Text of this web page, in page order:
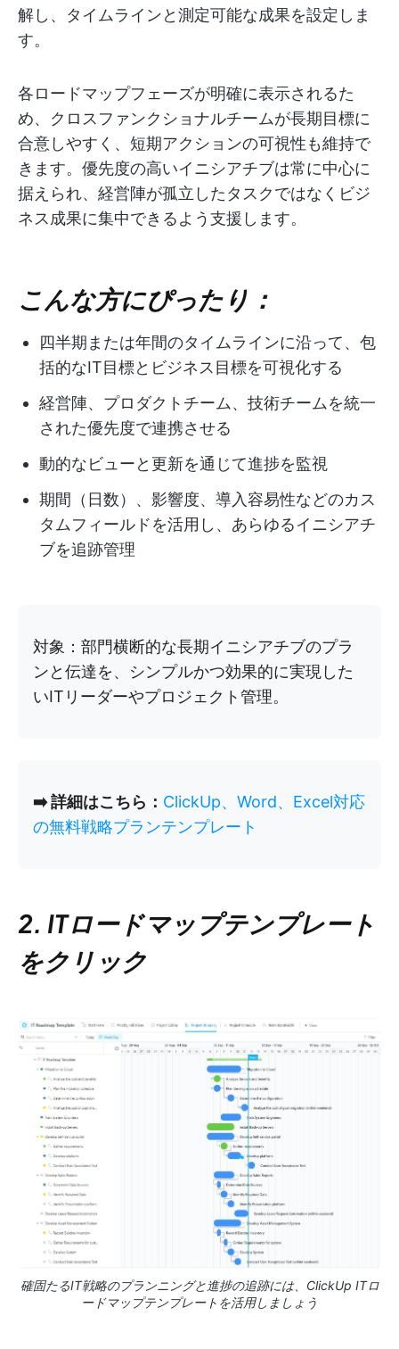
解し、タイムラインと測定可能な成果を設定しま
す。
各ロードマップフェーズが明確に表示されるた
め、クロスファンクショナルチームが長期目標に
合意しやすく、短期アクションの可視性も維持で
きます。優先度の高いイニシアチブは常に中心に
据えられ、経営陣が孤立したタスクではなくビジ
ネス成果に集中できるよう支援します。
こんな方にぴったり：
四半期または年間のタイムラインに沿って、包
括的なIT目標とビジネス目標を可視化する
経営陣、プロダクトチーム、技術チームを統一
された優先度で連携させる
動的なビューと更新を通じて進捗を監視
期間（日数）、影響度、導入容易性などのカス
タムフィールドを活用し、あらゆるイニシアチ
ブを追跡管理
対象：部門横断的な長期イニシアチブのプラ
ンと伝達を、シンプルかつ効果的に実現した
いITリーダーやプロジェクト管理。
➡️ 詳細はこちら： ClickUp、Word、Excel対応
の無料戦略プランテンプレート
2. ITロードマップテンプレート
をクリック
確固たるIT戦略のプランニングと進捗の追跡には、ClickUp ITロ
ードマップテンプレートを活用しましょう